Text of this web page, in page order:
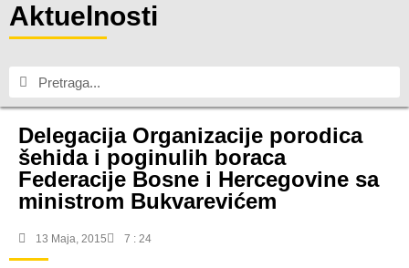
Aktuelnosti
Delegacija Organizacije porodica
šehida i poginulih boraca
Federacije Bosne i Hercegovine sa
ministrom Bukvarevićem
13 Maja, 2015 7 : 24